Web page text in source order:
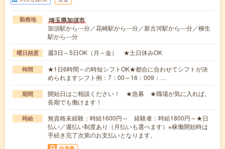
勤務地 埼玉県加須市
加須駅から---分／花崎駅から---分／新古河駅から---分／柳生
駅から---分
曜日頻度 週3日～5日OK（月～金） ★土日休みOK
時間
★1日6時間～の時短シフトOK★都合に合わせてシフトが決
められますシフト例：7：00～16：009：…
期間
開始日はご相談ください！ ★急募 ★職場が気に入れば、
長期でも働けます！
時給
無資格未経験：時給1600円～ 経験者：時給1800円～★日
払い／週払い制度あり（月払いも選べます）※稼働開始時は
手続き完了次第のお支払いとなります。